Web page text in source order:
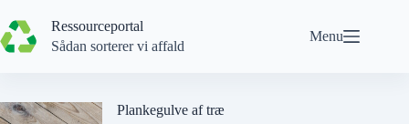
til
indhold
Ressourceportal
Sådan sorterer vi affald
Menu
Plankegulve af træ